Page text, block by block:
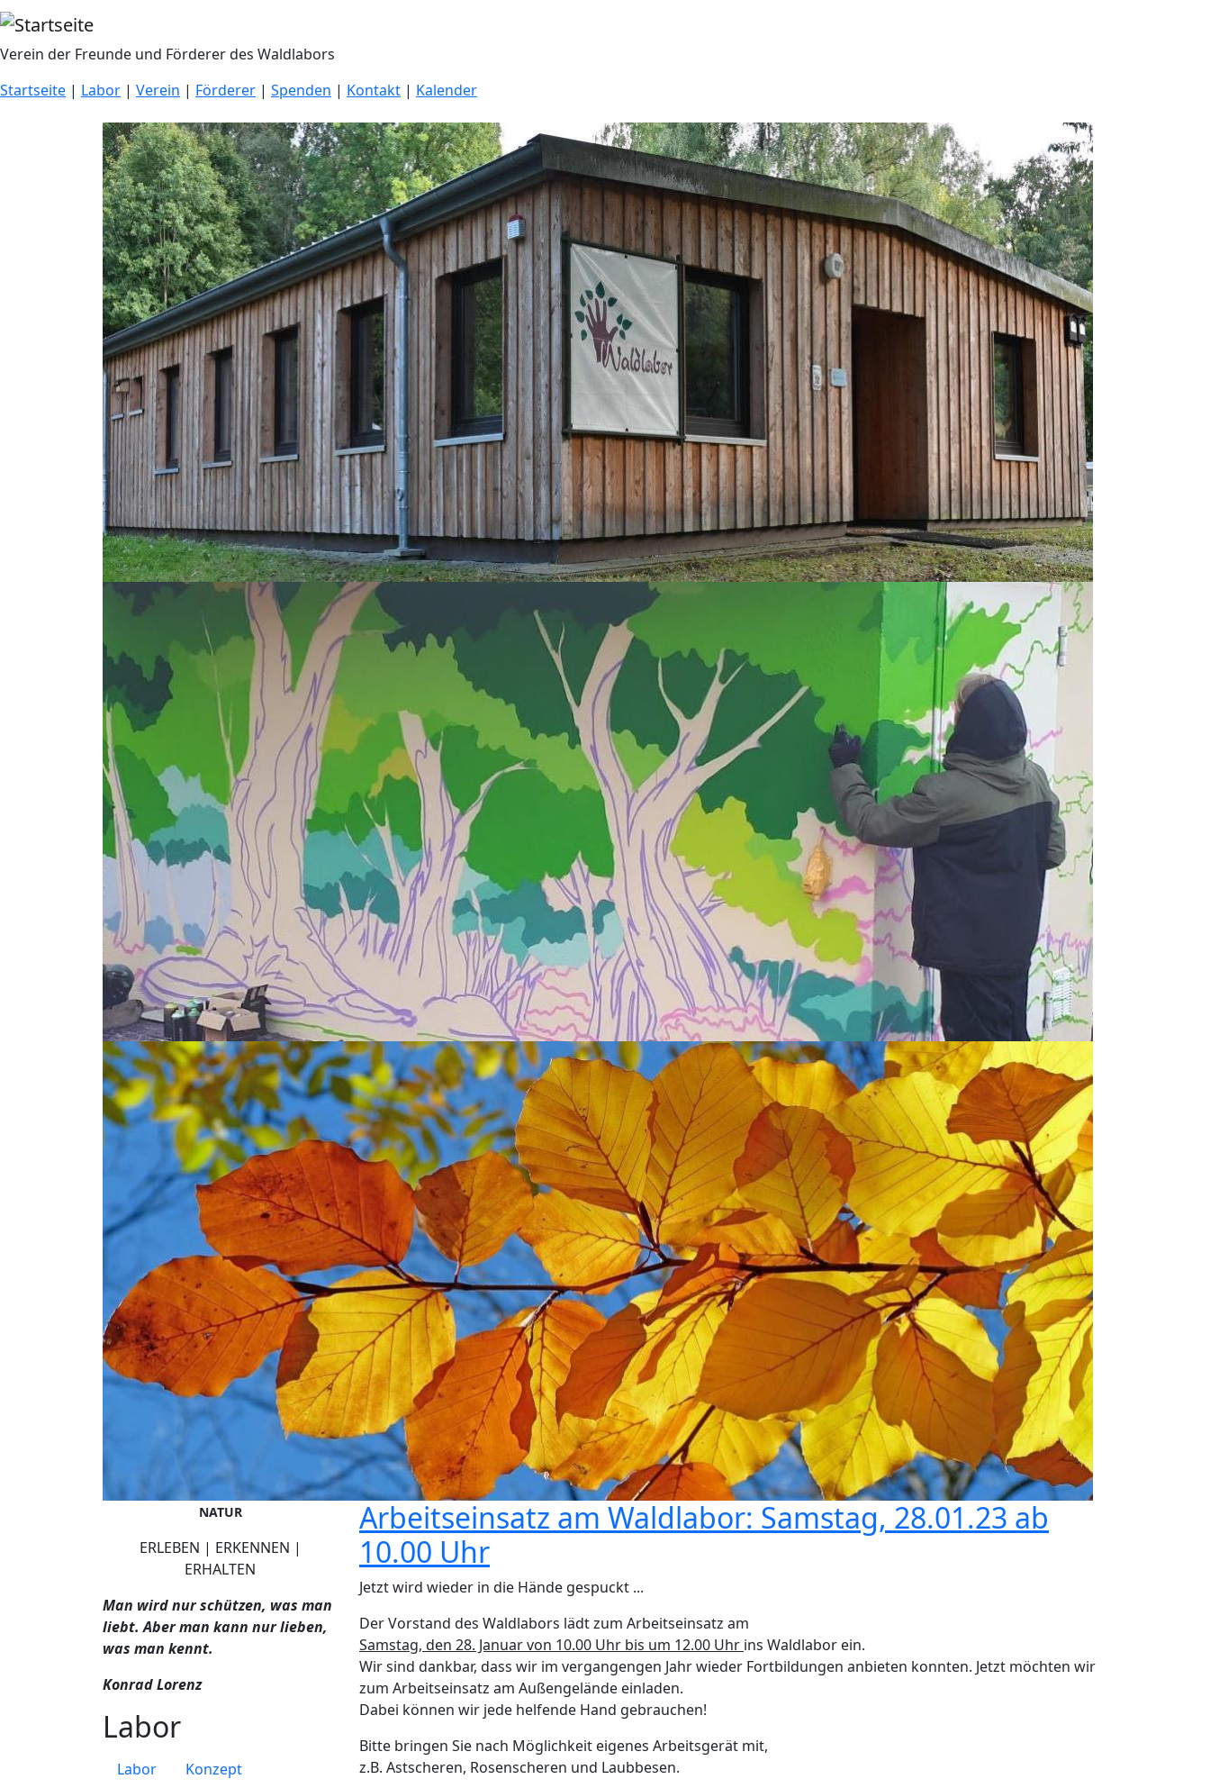
Direkt zum Inhalt
Verein der Freunde und Förderer des Waldlabors
Startseite | Labor | Verein | Förderer | Spenden | Kontakt | Kalender
Arbeitseinsatz am Waldlabor: Samstag, 28.01.23 ab
10.00 Uhr
Jetzt wird wieder in die Hände gespuckt ...
Der Vorstand des Waldlabors lädt zum Arbeitseinsatz am
Samstag, den 28. Januar von 10.00 Uhr bis um 12.00 Uhr ins Waldlabor ein.
Wir sind dankbar, dass wir im vergangengen Jahr wieder Fortbildungen anbieten konnten. Jetzt möchten wir
zum Arbeitseinsatz am Außengelände einladen.
Dabei können wir jede helfende Hand gebrauchen!
Bitte bringen Sie nach Möglichkeit eigenes Arbeitsgerät mit,
z.B. Astscheren, Rosenscheren und Laubbesen.
NATUR
ERLEBEN | ERKENNEN |
ERHALTEN
Man wird nur schützen, was man
liebt. Aber man kann nur lieben,
was man kennt.
Konrad Lorenz
Labor
Labor
Konzept